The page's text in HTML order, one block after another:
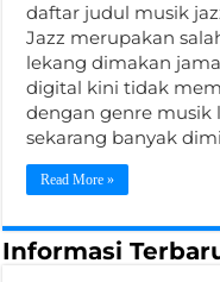
daftar judul musik
Jazz merupakan
lekang dimakan
digital kini tidak
dengan genre musik
sekarang banyak
Read More »
Informasi